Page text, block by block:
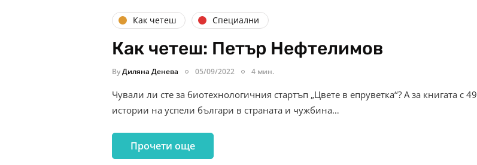
Как четеш Специални
Как четеш: Петър Нефтелимов
ByДиляна Денева 05/09/2022 4 мин.
Чували ли сте за биотехнологичния стартъп „Цвете в епруветка‘‘? А за книгата с 49
истории на успели българи в страната и чужбина…
Прочети още